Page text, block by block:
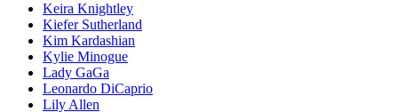
Keira Knightley
Kiefer Sutherland
Kim Kardashian
Kylie Minogue
Lady GaGa
Leonardo DiCaprio
Lily Allen